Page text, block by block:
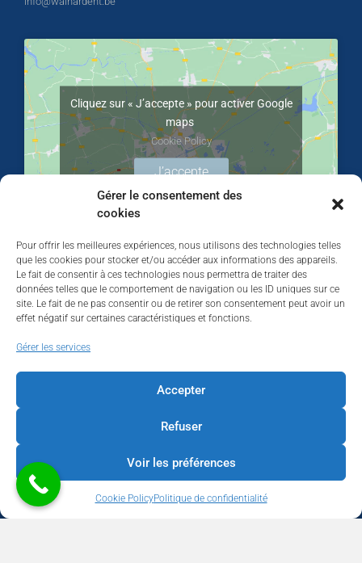
Gérer le consentement des
cookies
Pour offrir les meilleures expériences, nous utilisons des technologies telles
que les cookies pour stocker et/ou accéder aux informations des appareils.
Le fait de consentir à ces technologies nous permettra de traiter des
données telles que le comportement de navigation ou les ID uniques sur ce
site. Le fait de ne pas consentir ou de retirer son consentement peut avoir un
effet négatif sur certaines caractéristiques et fonctions.
Gérer les services
Accepter
Refuser
Voir les préférences
Cookie PolicyPolitique de confidentialité
Cliquez sur « J’accepte » pour activer Google
maps
Cookie Policy
J’accepte
LES BÂTISSEURS DE LIÈGE
Par le Walhardent